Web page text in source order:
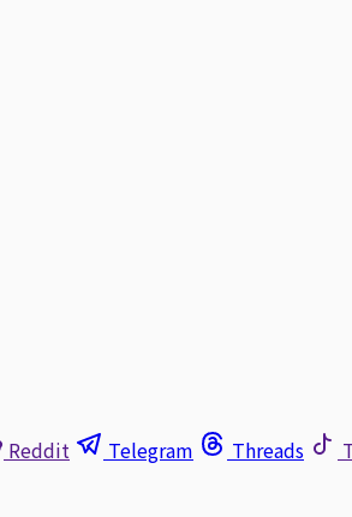
Reddit Telegram Threads